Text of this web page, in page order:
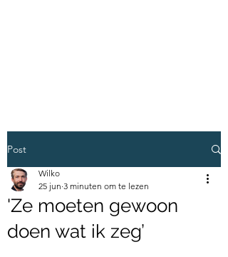
Post
'Ze moeten gewoon
doen wat ik zeg’
Wilko
25 jun 3 minuten om te lezen